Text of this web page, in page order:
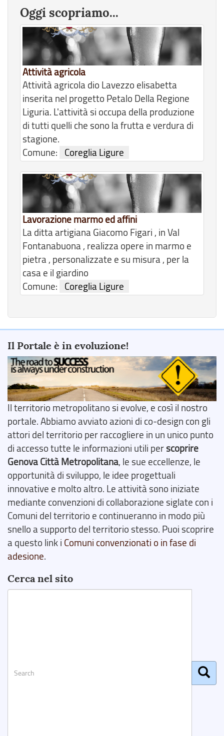
Oggi scopriamo...
Attività agricola
Attività agricola dio Lavezzo elisabetta
inserita nel progetto Petalo Della Regione
Liguria. L'attività si occupa della produzione
di tutti quelli che sono la frutta e verdura di
stagione.
Comune:
Coreglia Ligure
Lavorazione marmo ed affini
La ditta artigiana Giacomo Figari , in Val
Fontanabuona , realizza opere in marmo e
pietra , personalizzate e su misura , per la
casa e il giardino
Comune:
Coreglia Ligure
Il Portale è in evoluzione!
Il territorio metropolitano si evolve, e così il nostro
portale. Abbiamo avviato azioni di co-design con gli
attori del territorio per raccogliere in un unico punto
di accesso tutte le informazioni utili perscoprire
Genova Città Metropolitana, le sue eccellenze, le
opportunità di sviluppo, le idee progettuali
innovative e molto altro. Le attività sono iniziate
mediante convenzioni di collaborazione siglate con i
Comuni del territorio e continueranno in modo più
snello a supporto del territorio stesso. Puoi scoprire
a questo link i Comuni convenzionati o in fase di
adesione.
Cerca nel sito